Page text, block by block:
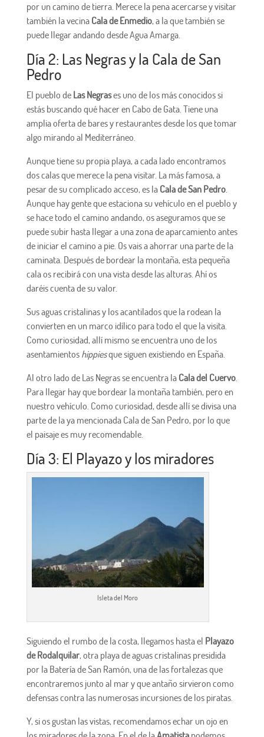
por un camino de tierra. Merece la pena acercarse y visitar
también la vecina Cala de Enmedio, a la que también se
puede llegar andando desde Agua Amarga.
Día 2: Las Negras y la Cala de San
Pedro
El pueblo de Las Negrases uno de los más conocidos si
estás buscando qué hacer en Cabo de Gata. Tiene una
amplia oferta de bares y restaurantes desde los que tomar
algo mirando al Mediterráneo.
Aunque tiene su propia playa, a cada lado encontramos
dos calas que merece la pena visitar. La más famosa, a
pesar de su complicado acceso, es la Cala de San Pedro.
Aunque hay gente que estaciona su vehículo en el pueblo y
se hace todo el camino andando, os aseguramos que se
puede subir hasta llegar a una zona de aparcamiento antes
de iniciar el camino a pie. Os vais a ahorrar una parte de la
caminata. Después de bordear la montaña, esta pequeña
cala os recibirá con una vista desde las alturas. Ahí os
daréis cuenta de su valor.
Sus aguas cristalinas y los acantilados que la rodean la
convierten en un marco idílico para todo el que la visita.
Como curiosidad, allí mismo se encuentra uno de los
asentamientos hippiesque siguen existiendo en España.
Al otro lado de Las Negras se encuentra la Cala del Cuervo.
Para llegar hay que bordear la montaña también, pero en
nuestro vehículo. Como curiosidad, desde allí se divisa una
parte de la ya mencionada Cala de San Pedro, por lo que
el paisaje es muy recomendable.
Día 3: El Playazo y los miradores
Isleta del Moro
Siguiendo el rumbo de la costa, llegamos hasta el Playazo
de Rodalquilar, otra playa de aguas cristalinas presidida
por la Batería de San Ramón, una de las fortalezas que
encontraremos junto al mar y que antaño sirvieron como
defensas contra las numerosas incursiones de los piratas.
Y, si os gustan las vistas, recomendamos echar un ojo en